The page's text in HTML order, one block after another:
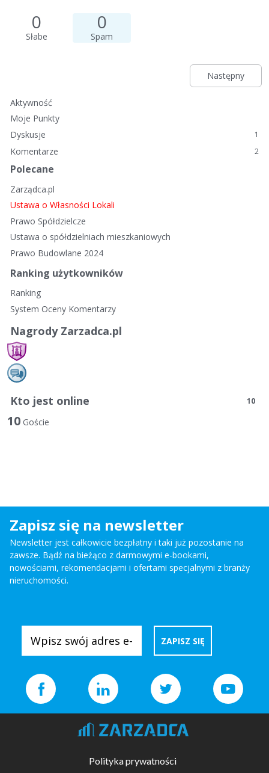
0
Słabe
0
Spam
Następny
Aktywność
Moje Punkty
Dyskusje
1
Komentarze 2
Polecane
Zarządca.pl
Ustawa o Własności Lokali
Prawo Spółdzielcze
Ustawa o spółdzielniach mieszkaniowych
Prawo Budowlane 2024
Ranking użytkowników
Ranking
System Oceny Komentarzy
Nagrody Zarzadca.pl
Kto jest online 10
10 Goście
Zapisz się na newsletter
Newsletter jest całkowicie bezpłatny i taki już pozostanie na
zawsze. Bądź na bieżąco z darmowymi e-bookami,
nowościami, rekomendacjami i ofertami specjalnymi z branży
nieruchomości.
Polityka prywatności